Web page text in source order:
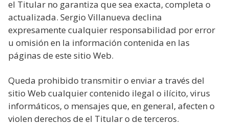
el Titular no garantiza que sea exacta, completa o
actualizada. Sergio Villanueva declina
expresamente cualquier responsabilidad por error
u omisión en la información contenida en las
páginas de este sitio Web.
Queda prohibido transmitir o enviar a través del
sitio Web cualquier contenido ilegal o ilícito, virus
informáticos, o mensajes que, en general, afecten o
violen derechos de el Titular o de terceros.